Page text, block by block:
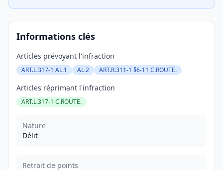
Informations clés
Articles prévoyant l'infraction
ART.L.317-1 AL.1 AL.2 ART.R.311-1 §6-11 C.ROUTE.
Articles réprimant l'infraction
ART.L.317-1 C.ROUTE.
Nature
Délit
Retrait de points